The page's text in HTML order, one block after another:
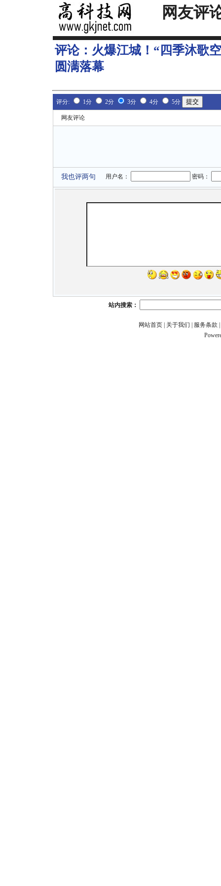
网友评
评论： 火爆江城！“四季沐歌
圆满落幕
评分: 1分 2分 3分 4分 5分
网友评论
我也评两句 用户名： 密码：
站内搜索：
网站首页 关于我们 服务条款